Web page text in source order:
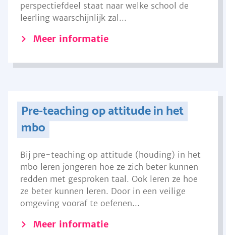
perspectiefdeel staat naar welke school de
leerling waarschijnlijk zal...
Meer informatie
Pre-teaching op attitude in het
mbo
Bij pre-teaching op attitude (houding) in het
mbo leren jongeren hoe ze zich beter kunnen
redden met gesproken taal. Ook leren ze hoe
ze beter kunnen leren. Door in een veilige
omgeving vooraf te oefenen...
Meer informatie